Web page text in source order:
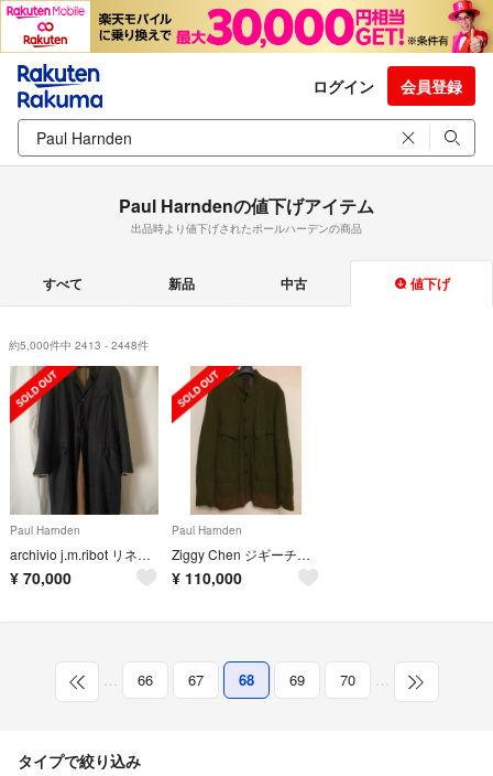
ログイン 会員登録
Paul Harndenの値下げアイテム
出品時より値下げされたポールハーデンの商品
すべて 新品 中古 値下げ
約5,000件中 2413 - 2448件
Paul Harnden
archivio j.m.ribot リネンコート
¥ 70,000
Paul Harnden
Ziggy Chen ジギーチェン ジャケット
¥ 110,000
… 66 67 68 69 70 …
タイプで絞り込み